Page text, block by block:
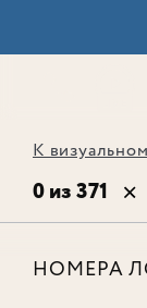
К
0 из 371
НОМЕРА